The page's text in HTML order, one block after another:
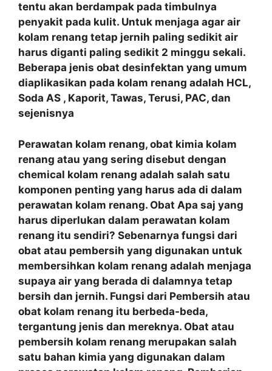
tentu akan berdampak pada timbulnya
penyakit pada kulit. Untuk menjaga agar air
kolam renang tetap jernih paling sedikit air
harus diganti paling sedikit 2 minggu sekali.
Beberapa jenis obat desinfektan yang umum
diaplikasikan pada kolam renang adalah HCL,
Soda AS , Kaporit, Tawas, Terusi, PAC, dan
sejenisnya
Perawatan kolam renang, obat kimia kolam
renang atau yang sering disebut dengan
chemical kolam renang adalah salah satu
komponen penting yang harus ada di dalam
perawatan kolam renang. Obat Apa saj yang
harus diperlukan dalam perawatan kolam
renang itu sendiri? Sebenarnya fungsi dari
obat atau pembersih yang digunakan untuk
membersihkan kolam renang adalah menjaga
supaya air yang berada di dalamnya tetap
bersih dan jernih. Fungsi dari Pembersih atau
obat kolam renang itu berbeda-beda,
tergantung jenis dan mereknya. Obat atau
pembersih kolam renang merupakan salah
satu bahan kimia yang digunakan dalam